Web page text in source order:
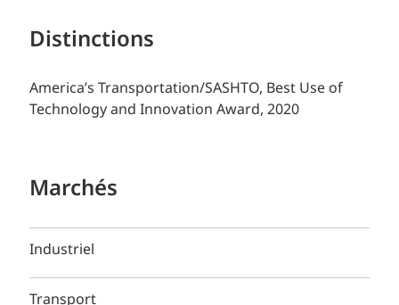
Distinctions
America’s Transportation/SASHTO, Best Use of
Technology and Innovation Award, 2020
Marchés
Industriel
Transport